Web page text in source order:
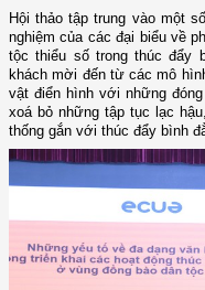
Hội thảo tập trung vào một
nghiệm của các đại biểu về
tộc thiểu số trong thúc đẩy
khách mời đến từ các mô
vật điển hình với những
xoá bỏ những tập tục lạc
thống gắn với thúc đẩy bình